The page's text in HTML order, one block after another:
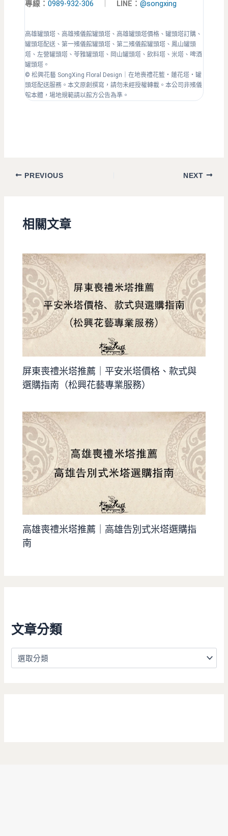
文章分類
專線：0989-932-306 LINE：@songxing
高雄罐頭塔、高雄殯儀館罐頭塔、高雄罐頭塔價格、罐頭塔訂購、
罐頭塔配送、第一殯儀館罐頭塔、第二殯儀館罐頭塔、鳳山罐頭
塔、左營罐頭塔、苓雅罐頭塔、岡山罐頭塔、飲料塔、米塔、啤酒
罐頭塔。
© 松興花藝 SongXing Floral Design｜在地喪禮花籃・蓮花塔・罐
頭塔配送服務。本文原創撰寫，請勿未經授權轉載。本公司非殯儀
館本體，場地規範請以館方公告為準。
PREVIOUS NEXT
相關文章
屏東喪禮米塔推薦｜平安米塔價格、款式與
選購指南（松興花藝專業服務）
高雄喪禮米塔推薦｜高雄告別式米塔選購指
南